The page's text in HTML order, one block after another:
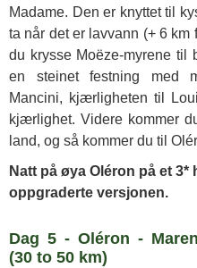
Madame. Den er knyttet til
ta når det er lavvann (+ 6 km
du krysse Moëze-myrene til
en steinet festning med
Mancini, kjærligheten til
kjærlighet. Videre kommer
land, og så kommer du til
Natt på øya Oléron på et
oppgraderte versjonen.
Dag 5 - Oléron -
(30 to 50 km)